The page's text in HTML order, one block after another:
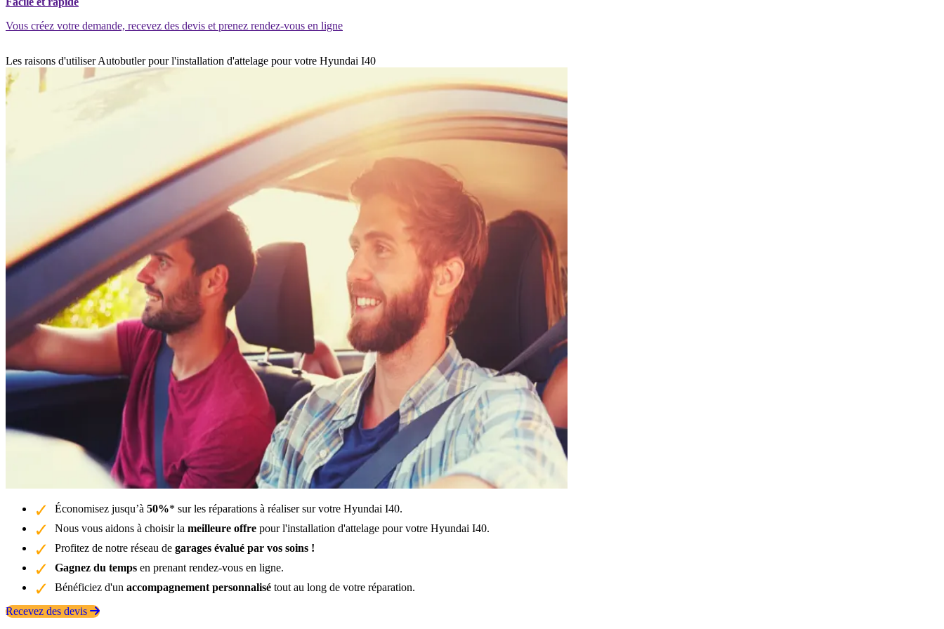
Vous créez votre demande, recevez des devis et prenez rendez-vous en ligne
Les raisons d'utiliser Autobutler pour l'installation d'attelage pour votre Hyundai I40
Économisez jusqu’à 50%* sur les réparations à réaliser sur votre Hyundai I40.
Nous vous aidons à choisir la meilleure offre pour l'installation d'attelage pour votre Hyundai I40.
Profitez de notre réseau de garages évalué par vos soins !
Gagnez du temps en prenant rendez-vous en ligne.
Bénéficiez d'un accompagnement personnalisé tout au long de votre réparation.
Recevez des devis